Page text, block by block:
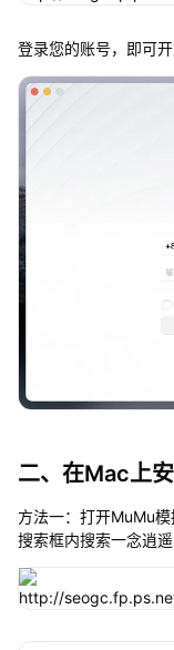
登录您的账号，即可
二、在Mac上
方法一：打开MuMu
搜索框内搜索一念逍